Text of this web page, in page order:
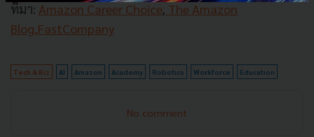
ที่มา: Amazon Career Choice, The Amazon
Blog,FastCompany
Tech & Biz AI Amazon Academy Robotics Workforce Education
No comment